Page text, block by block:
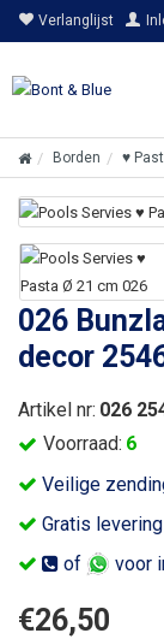
Verlanglijst
Borden ♥
026
decor
Veilige
Gratis
of
voor
Voorraad: 6
Artikel nr: 026
€26,50